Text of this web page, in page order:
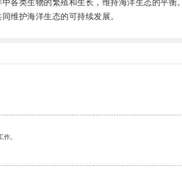
类生物的繁殖和生长，维持海洋生态的平衡。
护海洋生态的可持续发展。
。